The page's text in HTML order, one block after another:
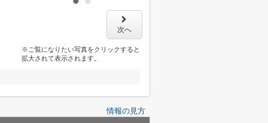
次へ
※ご覧になりたい写真をクリックすると
拡大されて表示されます。
情報の見方